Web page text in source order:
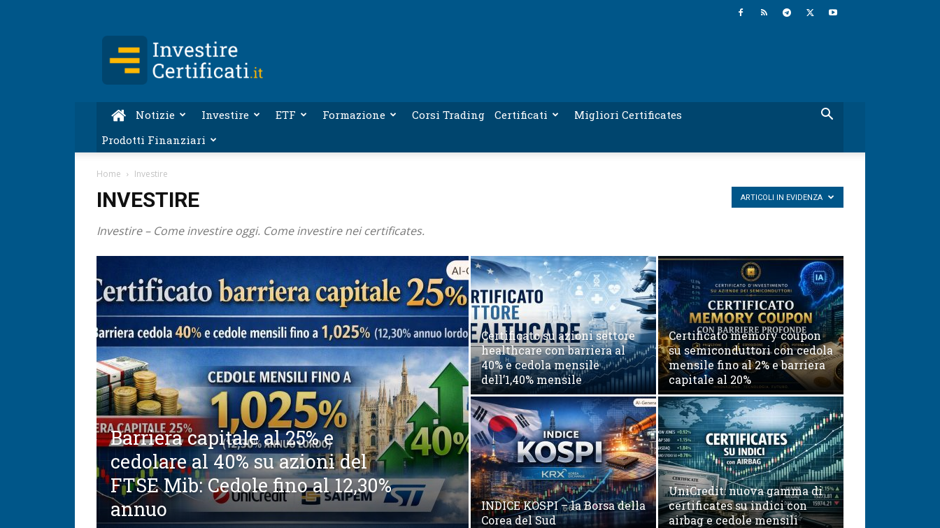
Certificati.it
Notizie Investire ETF Formazione Corsi Trading Certificati
Migliori Certificates
Prodotti Finanziari
Home Investire
INVESTIRE
Investire – Come investire oggi. Come investire nei certificates.
ARTICOLI IN EVIDENZA
Barriera capitale al 25% e
cedolare al 40% su azioni del
FTSE Mib: Cedole fino al 12,30%
annuo
Certificato su azioni settore
healthcare con barriera al
40% e cedola mensile
dell’1,40% mensile
Certificato memory coupon
su semiconduttori con cedola
mensile fino al 2% e barriera
capitale al 20%
INDICE KOSPI – la Borsa della
Corea del Sud
UniCredit: nuova gamma di
certificates su indici con
airbag e cedole mensili